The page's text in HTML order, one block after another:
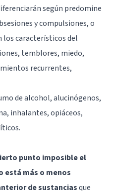
según predomine
y compulsiones, o
los característicos del
temblores, miedo,
recurrentes,
de alcohol, alucinógenos,
inhalantes, opiáceos,
punto imposible el
está más o menos
de sustanciasque